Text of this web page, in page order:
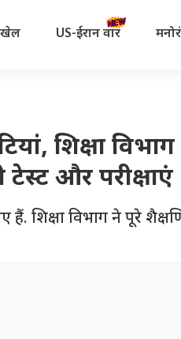
खेल US-ईरान वॉर
शिक्षा विभाग
और परीक्षाएं
शिक्षा विभाग ने पूरे